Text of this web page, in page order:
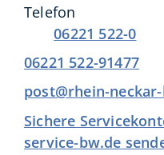
Telefon
06221 522-0
06221 522-91477
post@rhein-
Sichere
service-bw.de